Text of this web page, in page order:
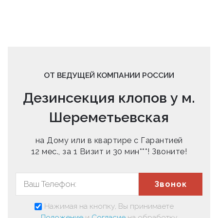
ОТ ВЕДУЩЕЙ КОМПАНИИ РОССИИ
Дезинсекция клопов у м.
Шереметьевская
на Дому или в квартире с Гарантией
12 мес., за 1 Визит и 30 мин***! Звоните!
Звонок
Нажимая на кнопку, Вы принимаете